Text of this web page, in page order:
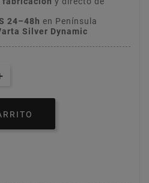
24–48h en Península
Silver Dynamic